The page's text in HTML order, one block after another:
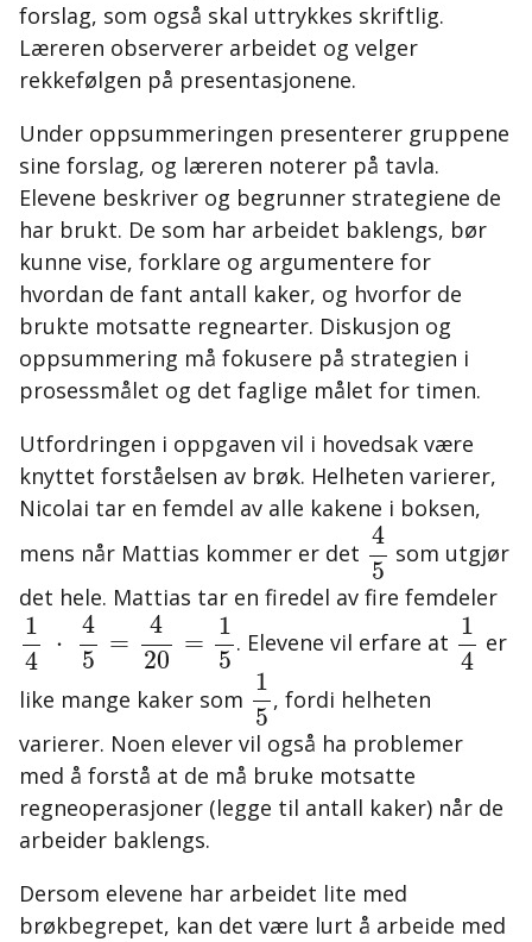
forslag, som også skal uttrykkes skriftlig.
Læreren observerer arbeidet og velger
rekkefølgen på presentasjonene.
Under oppsummeringen presenterer gruppene
sine forslag, og læreren noterer på tavla.
Elevene beskriver og begrunner strategiene de
har brukt. De som har arbeidet baklengs, bør
kunne vise, forklare og argumentere for
hvordan de fant antall kaker, og hvorfor de
brukte motsatte regnearter. Diskusjon og
oppsummering må fokusere på strategien i
prosessmålet og det faglige målet for timen.
Utfordringen i oppgaven vil i hovedsak være
knyttet forståelsen av brøk. Helheten varierer,
Nicolai tar en femdel av alle kakene i boksen,
mens når Mattias kommer er det
4
5
45
som utgjør
det hele. Mattias tar en firedel av fire femdeler
1
4
⋅
4
5
=
4
20
=
1
5
14 45= 420=15
. Elevene vil erfare at
1
4
14
er
like mange kaker som
1
5
1
, fordi helheten
varierer. Noen elever vil også ha problemer
med å forstå at de må bruke motsatte
regneoperasjoner (legge til antall kaker) når de
arbeider baklengs.
Dersom elevene har arbeidet lite med
brøkbegrepet, kan det være lurt å arbeide med